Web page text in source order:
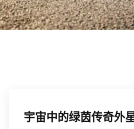
宇宙中的绿茵传奇外